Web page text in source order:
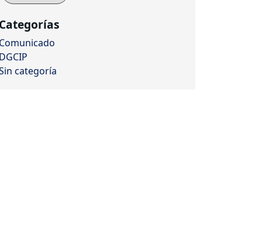
Categorías
Comunicado
DGCIP
categoría